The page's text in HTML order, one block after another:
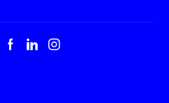
FacebookLinkedInInstagram